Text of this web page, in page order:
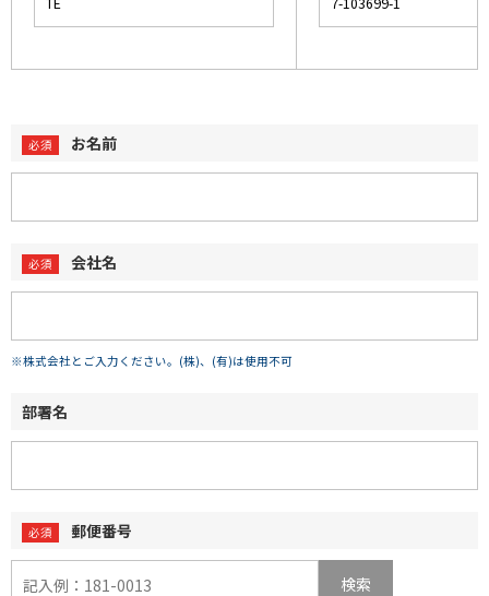
お名前
会社名
※株式会社とご入力ください。(株)、(有)は使用不可
部署名
郵便番号
検索